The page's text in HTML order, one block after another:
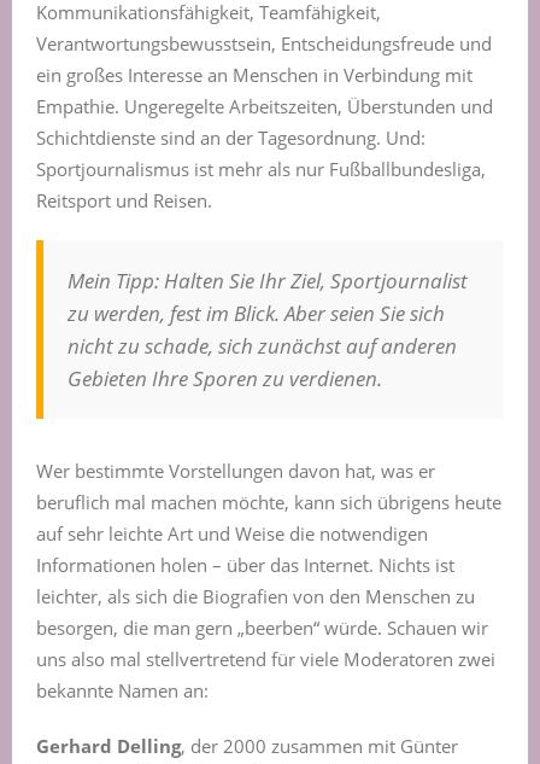
Kommunikationsfähigkeit, Teamfähigkeit,
Verantwortungsbewusstsein, Entscheidungsfreude und
ein großes Interesse an Menschen in Verbindung mit
Empathie. Ungeregelte Arbeitszeiten, Überstunden und
Schichtdienste sind an der Tagesordnung. Und:
Sportjournalismus ist mehr als nur Fußballbundesliga,
Reitsport und Reisen.
Mein Tipp: Halten Sie Ihr Ziel, Sportjournalist
zu werden, fest im Blick. Aber seien Sie sich
nicht zu schade, sich zunächst auf anderen
Gebieten Ihre Sporen zu verdienen.
Wer bestimmte Vorstellungen davon hat, was er
beruflich mal machen möchte, kann sich übrigens heute
auf sehr leichte Art und Weise die notwendigen
Informationen holen – über das Internet. Nichts ist
leichter, als sich die Biografien von den Menschen zu
besorgen, die man gern „beerben“ würde. Schauen wir
uns also mal stellvertretend für viele Moderatoren zwei
bekannte Namen an:
Gerhard Delling, der 2000 zusammen mit Günter